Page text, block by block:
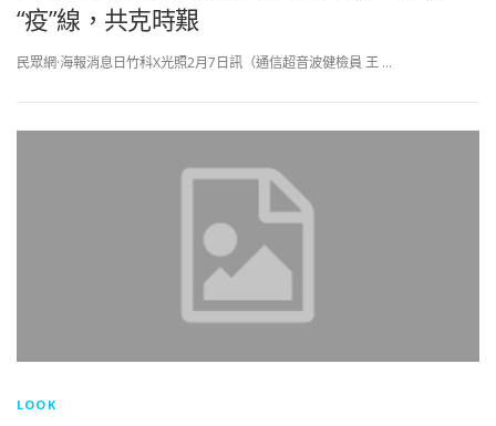
“疫”線，共克時艱
民眾網·海報消息日竹科X光照2月7日訊（通信超音波健檢員 王 …
LOOK